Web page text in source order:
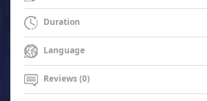
Duration
Language
Reviews (0)